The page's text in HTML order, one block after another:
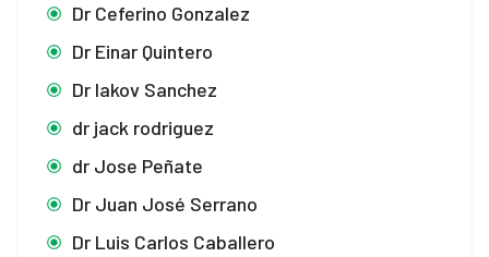
Dr Ceferino Gonzalez
Dr Einar Quintero
Dr Iakov Sanchez
dr jack rodriguez
dr Jose Peñate
Dr Juan José Serrano
Dr Luis Carlos Caballero